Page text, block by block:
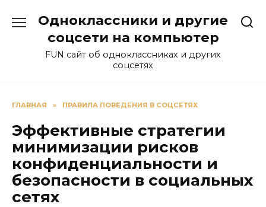
содержанию
Одноклассники и другие
соцсети на компьютер
FUN сайт об одноклассниках и других
соцсетях
ГЛАВНАЯ » ПРАВИЛА ПОВЕДЕНИЯ В СОЦСЕТЯХ
Эффективные стратегии
минимизации рисков
конфиденциальности и
безопасности в социальных
сетях